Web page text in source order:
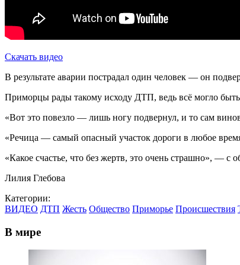
Скачать видео
В результате аварии пострадал один человек — он
Приморцы рады такому исходу ДТП, ведь всё могло быть
«Вот это повезло — лишь ногу подвернул, и то сам
«Речица — самый опасный участок дороги в любое
«Какое счастье, что без жертв, это очень страшно», — с
Лилия Глебова
Категории:
ВИДЕО ДТП Жесть Общество Приморье Происшествия
В мире